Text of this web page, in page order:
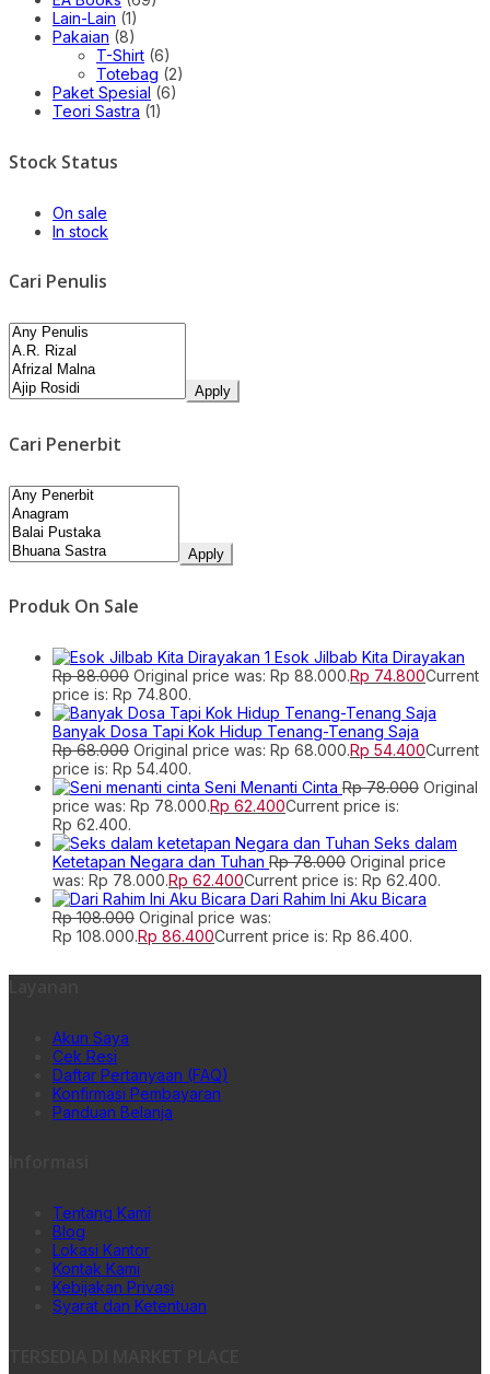
Lain-Lain (1)
Pakaian (8)
T-Shirt (6)
Totebag (2)
Paket Spesial (6)
Teori Sastra (1)
Stock Status
On sale
In stock
Cari Penulis
Apply
Cari Penerbit
Apply
Produk On Sale
Esok Jilbab Kita Dirayakan
Rp88.000 Original price was: Rp 88.000.Rp 74.800Current
price is: Rp 74.800.
Banyak Dosa Tapi Kok Hidup Tenang-Tenang Saja
Rp68.000 Original price was: Rp 68.000.Rp 54.400Current
price is: Rp 54.400.
Seni Menanti Cinta Rp78.000 Original
price was: Rp 78.000.Rp 62.400Current price is:
Rp 62.400.
Seks dalam
Ketetapan Negara dan Tuhan Rp78.000 Original price
was: Rp 78.000.Rp 62.400Current price is: Rp 62.400.
Dari Rahim Ini Aku Bicara
Rp108.000 Original price was:
Rp 108.000.Rp 86.400Current price is: Rp 86.400.
Akun Saya
Cek Resi
Daftar Pertanyaan (FAQ)
Konfirmasi Pembayaran
Panduan Belanja
Tentang Kami
Blog
Lokasi Kantor
Kontak Kami
Kebijakan Privasi
Syarat dan Ketentuan